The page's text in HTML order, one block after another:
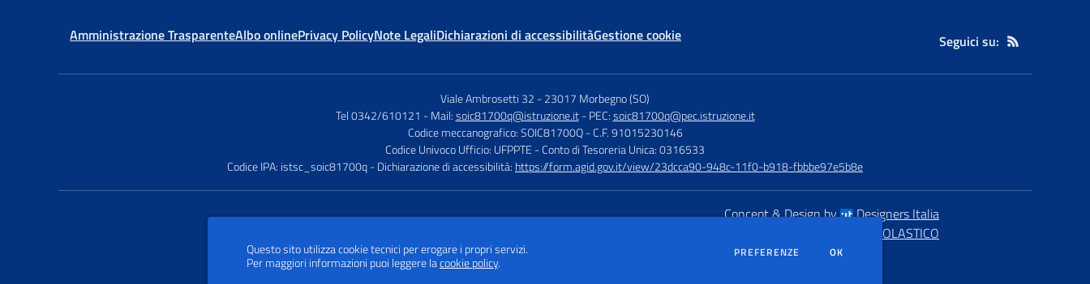
Amministrazione TrasparenteAlbo onlinePrivacy PolicyNote LegaliDichiarazioni di accessibilitàGestione cookie Seguici su:
Viale Ambrosetti 32 -23017 Morbegno (SO)
Tel 0342/610121 - Mail:soic81700q@istruzione.it - PEC:soic81700q@pec.istruzione.it
Codice meccanografico: SOIC81700Q - C.F. 91015230146
Codice Univoco Ufficio: UFPPTE - Conto di Tesoreria Unica: 0316533
Codice IPA: istsc_soic81700q- Dichiarazione di accessibilità: https://form.agid.gov.it/view/23dcca90-948c-11f0-b918-fbbbe97e5b8e
Concept & Design by
Designers Italia
SCUOLASTICO
Questo sito utilizza cookie tecnici per erogare i propri servizi.
Per maggiori informazioni puoi leggere lacookie policy.
PREFERENZE DEI COOKIE
OK